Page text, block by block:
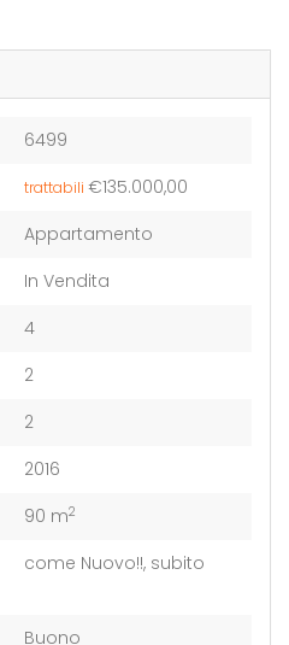
6499
trattabili €135.000,00
Appartamento
In Vendita
4
2
2
2016
90 m2
come Nuovo!!, subito
Buono